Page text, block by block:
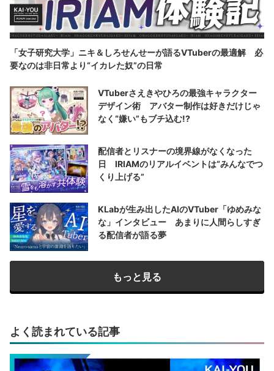
「女子研究大学」ニキ＆しろせんせーが語るVTuberの最適解 必
要なのは非日常より“イカレた奴”の日常
VTuberさえきやひろの最強キャラクター
デザイン術 アバター制作は好きだけじゃ
なく“嫌い”もブチ込む!?
配信者とリスナーの境界線がなくなった
日 IRIAMのリアルイベントは“みんなでつ
くり上げる”
KLabが生み出したAIのVTuber「ゆめみな
な」インタビュー あまりに人間らしすぎ
る配信者が語る夢
もっと見る
よく読まれている記事